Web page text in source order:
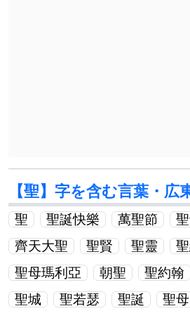
【聖】字を含む言葉・広
聖 聖誕快樂 萬聖節
齊天大聖
聖賢 聖靈
聖母瑪利亞
朝聖 聖約翰
聖城
聖若瑟 聖誕 聖母